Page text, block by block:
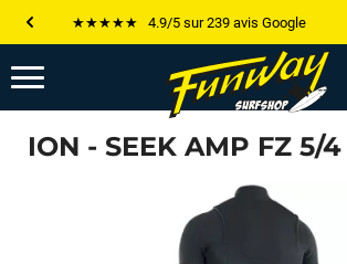
Les plus grandes marques sont chez Funway
Jusqu’à -75% de remise sur le windsurf,
💰 Meilleur prix garanti — Moins cher ailleurs ?
ION - SEEK AMP FZ 5/